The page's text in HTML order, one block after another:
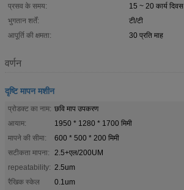
प्रसव के समय:
15 ~ 20 कार्य दिवस
भुगतान शर्तें:
टी/टी
आपूर्ति की क्षमता:
30 प्रति माह
वर्णन
दृष्टि मापन मशीन
प्रोडक्ट का नाम: छवि माप उपकरण
आयाम:
1950 * 1280 * 1700 मिमी
मापने की सीमा:
600 * 500 * 200 मिमी
सटीकता मापना:
2.5+एल/200UM
repeatability: 2.5um
रैखिक स्केल
0.1um